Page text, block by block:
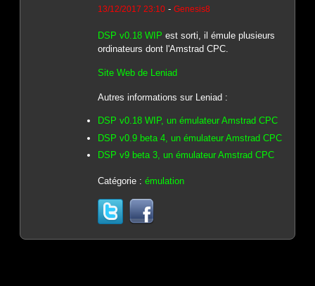
13/12/2017 23:10- Genesis8
DSP v0.18 WIP est sorti, il émule plusieurs
ordinateurs dont l'Amstrad CPC.
Site Web de Leniad
Autres informations sur Leniad :
DSP v0.18 WIP, un émulateur Amstrad CPC
DSP v0.9 beta 4, un émulateur Amstrad CPC
DSP v9 beta 3, un émulateur Amstrad CPC
Catégorie : émulation